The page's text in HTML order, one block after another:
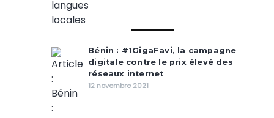
Bénin : #1GigaFavi, la campagne
digitale contre le prix élevé des
réseaux internet
12 novembre 2021